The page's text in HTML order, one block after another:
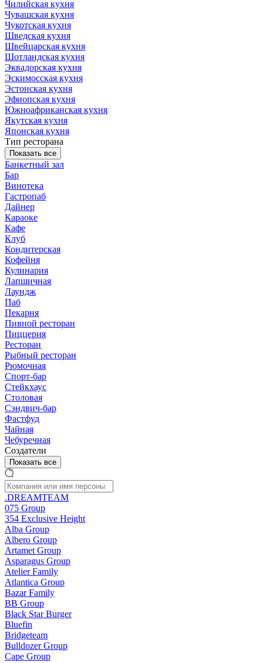
Чилийская кухня
Чувашская кухня
Чукотская кухня
Шведская кухня
Швейцарская кухня
Шотландская кухня
Эквадорская кухня
Эскимосская кухня
Эстонская кухня
Эфиопская кухня
Южноафриканская кухня
Якутская кухня
Японская кухня
Тип ресторана
Показать все
Банкетный зал
Бар
Винотека
Гастропаб
Дайнер
Караоке
Кафе
Клуб
Кондитерская
Кофейня
Кулинария
Лапшичная
Лаундж
Паб
Пекарня
Пивной ресторан
Пиццерия
Ресторан
Рыбный ресторан
Рюмочная
Спорт-бар
Стейкхаус
Столовая
Сэндвич-бар
Фастфуд
Чайная
Чебуречная
Создатели
Показать все
.DREAMTEAM
075 Group
354 Exclusive Height
Alba Group
Albero Group
Artamet Group
Asparagus Group
Atelier Family
Atlantica Group
Bazar Family
BB Group
Black Star Burger
Bluefin
Bridgeteam
Bulldozer Group
Cape Group